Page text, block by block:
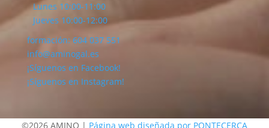
Lunes 10:00-11:00
Jueves 10:00-12:00
formación: 604 037 551
info@aminogal.es
¡Síguenos en Facebook!
¡Síguenos en Instagram!
©2026 AMINO | Página web diseñada por PONTECERCA